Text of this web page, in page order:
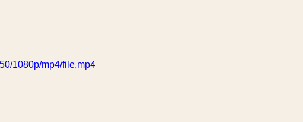
1080p/mp4/file.mp4